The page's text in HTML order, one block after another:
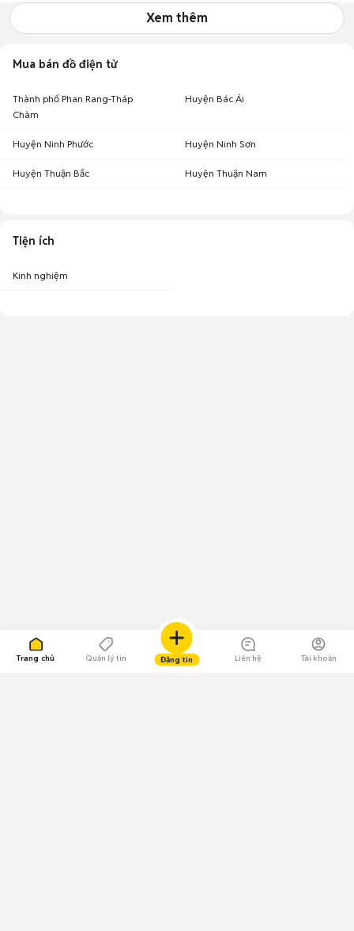
Trang chủ Quản lý tin Đăng tin Liên hệ Tài khoản
Xem thêm
Mua bán đồ điện tử
Thành phố Phan Rang-Tháp
Chàm
Huyện Bác Ái
Huyện Ninh Phước Huyện Ninh Sơn
Huyện Thuận Bắc Huyện Thuận Nam
Tiện ích
Kinh nghiệm